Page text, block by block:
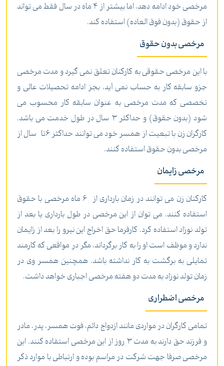
مرخصی خود ادامه دهد، اما بیشتر از 4 ماه در سال فقط می تواند
از حقوق (بدون فوق العاده) استفاده کند.
مرخصی بدون حقوق
با این مرخصی حقوقی به کارکنان تعلق نمی گیرد و مدت مرخصی
جزو سابقه کار به حساب نمی آید، بجز ادامه تحصیلات عالی و
تخصصی که مدت مرخصی به عنوان سابقه کار محسوب می
شود (بدون حقوق) و حداکثر 3 سال در طول خدمت می باشد.
کارگران زن با تبعیت از همسر خود می توانند حداکثر 6تا سال از
مرخصی بدون حقوق استفاده کنند.
مرخصی زایمان
کارکنان زن می توانند در زمان بارداری از 6 ماه مرخصی با حقوق
استفاده کنند. می توان از این مرخصی در طول بارداری یا بعد از
تولد نوزاد استفاده کرد. کارفرما حق اخراج این نیرو را بعد از زایمان
ندارد و موظف است او را به کار برگرداند، مگر در مواقعی که کارمند
تمایلی به برگشت به کار نداشته باشد. همچنین همسر وی در
زمان تولد نوزاد به مدت دو هفته مرخصی اجباری خواهد داشت.
مرخصی اضطراری
تمامی کارگران در مواردی مانند ازدواج دائم، فوت همسر، پدر، مادر
و فرزند حق دارند به مدت 3 روز از این مرخصی استفاده کنند. این
مرخصی صرفا جهت شرکت در مراسم بوده و ارتباطی با موارد ذکر